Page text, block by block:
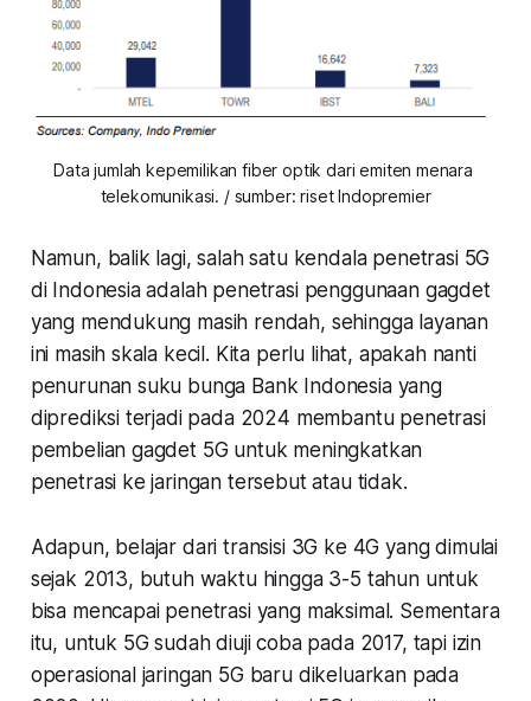
Data jumlah kepemilikan fiber optik dari emiten menara
telekomunikasi. / sumber: riset Indopremier
Namun, balik lagi, salah satu kendala penetrasi 5G
di Indonesia adalah penetrasi penggunaan gagdet
yang mendukung masih rendah, sehingga layanan
ini masih skala kecil. Kita perlu lihat, apakah nanti
penurunan suku bunga Bank Indonesia yang
diprediksi terjadi pada 2024 membantu penetrasi
pembelian gagdet 5G untuk meningkatkan
penetrasi ke jaringan tersebut atau tidak.
Adapun, belajar dari transisi 3G ke 4G yang dimulai
sejak 2013, butuh waktu hingga 3-5 tahun untuk
bisa mencapai penetrasi yang maksimal. Sementara
itu, untuk 5G sudah diuji coba pada 2017, tapi izin
operasional jaringan 5G baru dikeluarkan pada